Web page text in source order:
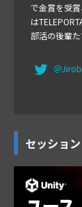
で金賞を受
は
部活の後輩た
＠
セッション